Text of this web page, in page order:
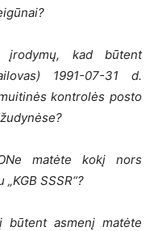
kad būtent
1991-07-31 d.
kontrolės posto
matėte kokį nors
SSSR“?
asmenį matėte